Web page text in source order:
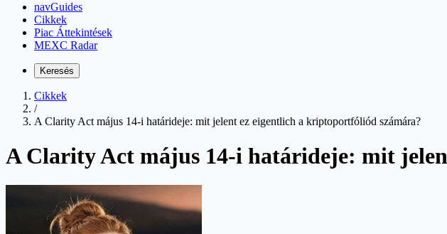
navGuides
Cikkek
Piac Áttekintések
MEXC Radar
Keresés
Cikkek
/
A Clarity Act május 14-i határideje: mit jelent ez eigentlich a kriptoportfóliód számára?
A Clarity Act május 14-i határideje: mit